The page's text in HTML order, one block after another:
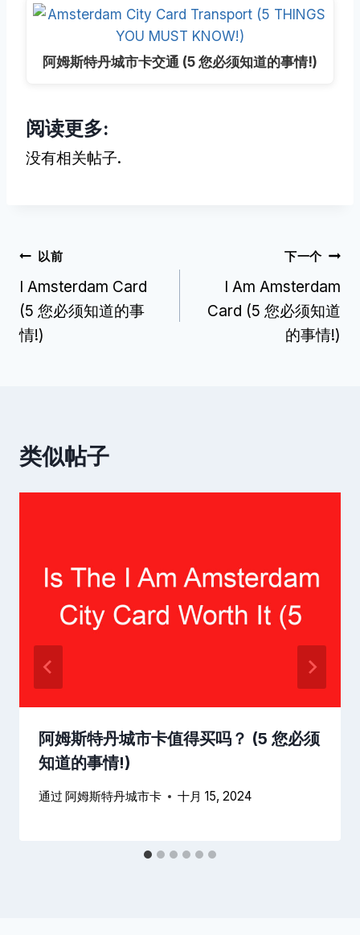
阿姆斯特丹城市卡交通 (5 您必须知道的事情!)
阅读更多:
没有相关帖子.
帖
子
导
以前
I Amsterdam Card
(5 您必须知道的事
情!)
下一个
I Am Amsterdam
Card (5 您必须知道
的事情!)
类似帖子
阿姆斯特丹城市卡值得买吗？ (5 您必须
知道的事情!)
通过 阿姆斯特丹城市卡 十月 15, 2024